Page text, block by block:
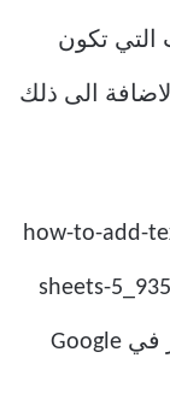
التي تكون
الى ذلك